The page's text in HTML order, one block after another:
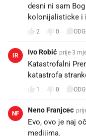
desni ni sam
kolonijalisticke i
2 0
IR Ivo Robić prije 3
Katastrofalni
katastrofa
1 0
NF Neno Franjcec
Evo, ovo je naj
medijima.